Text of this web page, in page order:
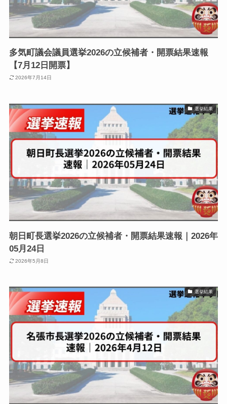
多気町議会議員選挙2026の立候補者・開票結果速報
【7月12日開票】
2026年7月14日
選挙結果
朝日町長選挙2026の立候補者・開票結果速報｜2026年
05月24日
2026年5月8日
選挙結果